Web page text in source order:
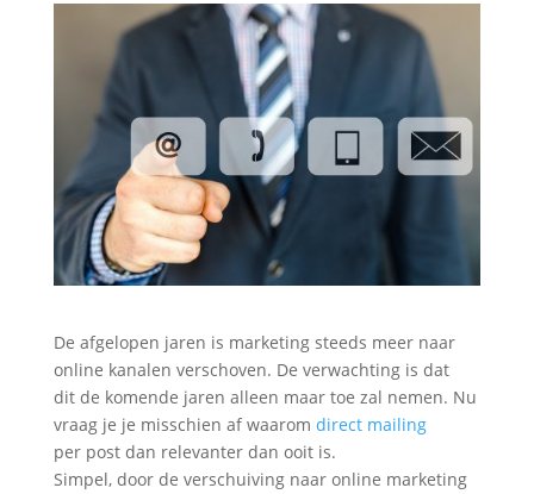
De afgelopen jaren is marketing steeds meer naar
online kanalen verschoven. De verwachting is dat
dit de komende jaren alleen maar toe zal nemen. Nu
vraag je je misschien af waarom direct mailing
per post dan relevanter dan ooit is.
Simpel, door de verschuiving naar online marketing